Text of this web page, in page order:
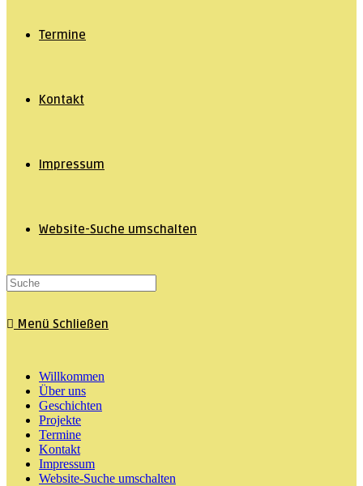
Termine
Kontakt
Impressum
Website-Suche umschalten
Menü Schließen
Willkommen
Über uns
Geschichten
Projekte
Termine
Kontakt
Impressum
Website-Suche umschalten